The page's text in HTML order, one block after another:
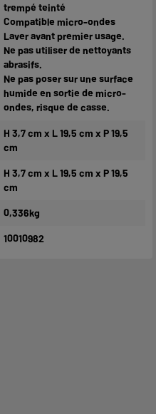
trempé teinté
Compatible micro-ondes
Laver avant premier usage.
Ne pas utiliser de nettoyants
abrasifs.
Ne pas poser sur une surface
humide en sortie de micro-
ondes, risque de casse.
H 3,7 cm x L 19,5 cm x P 19,5
cm
H 3,7 cm x L 19,5 cm x P 19,5
cm
0,336kg
10010982